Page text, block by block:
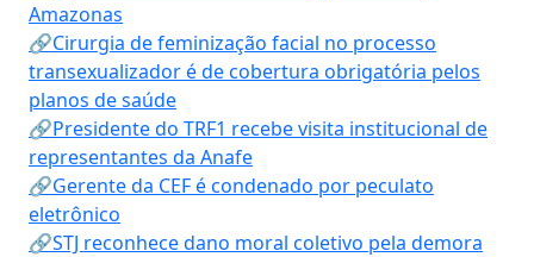
Amazonas
🔗Cirurgia de feminização facial no processo
transexualizador é de cobertura obrigatória pelos
planos de saúde
🔗Presidente do TRF1 recebe visita institucional de
representantes da Anafe
🔗Gerente da CEF é condenado por peculato
eletrônico
🔗STJ reconhece dano moral coletivo pela demora